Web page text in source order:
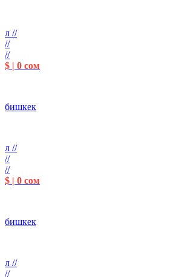
л //
//
//
$ | 0 сом
бишкек
л //
//
//
$ | 0 сом
бишкек
л //
//